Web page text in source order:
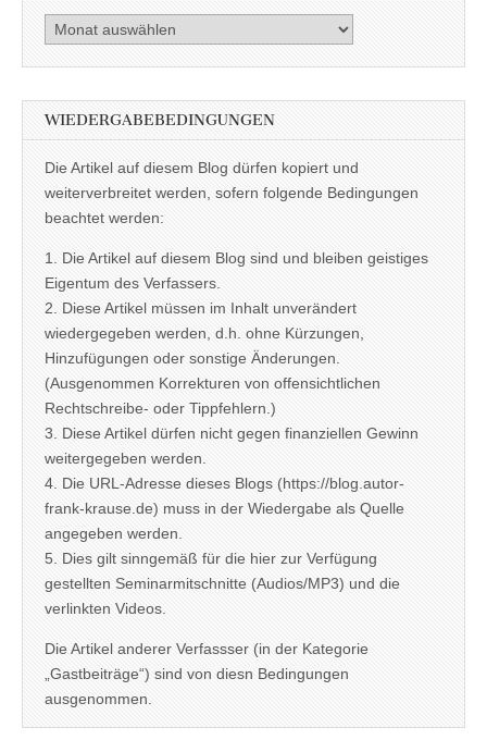
Archiv
WIEDERGABEBEDINGUNGEN
Die Artikel auf diesem Blog dürfen kopiert und
weiterverbreitet werden, sofern folgende Bedingungen
beachtet werden:
1. Die Artikel auf diesem Blog sind und bleiben geistiges
Eigentum des Verfassers.
2. Diese Artikel müssen im Inhalt unverändert
wiedergegeben werden, d.h. ohne Kürzungen,
Hinzufügungen oder sonstige Änderungen.
(Ausgenommen Korrekturen von offensichtlichen
Rechtschreibe- oder Tippfehlern.)
3. Diese Artikel dürfen nicht gegen finanziellen Gewinn
weitergegeben werden.
4. Die URL-Adresse dieses Blogs (https://blog.autor-
frank-krause.de) muss in der Wiedergabe als Quelle
angegeben werden.
5. Dies gilt sinngemäß für die hier zur Verfügung
gestellten Seminarmitschnitte (Audios/MP3) und die
verlinkten Videos.
Die Artikel anderer Verfassser (in der Kategorie
„Gastbeiträge“) sind von diesn Bedingungen
ausgenommen.